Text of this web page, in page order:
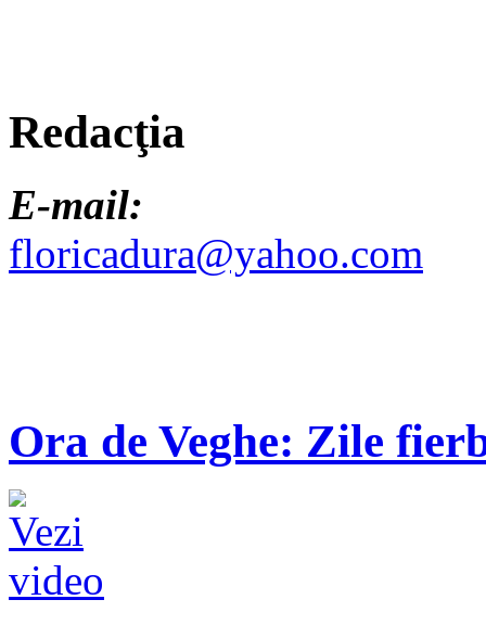
Redacţia
E-mail:
floricadura@yahoo.com
Ora de Veghe: Zile